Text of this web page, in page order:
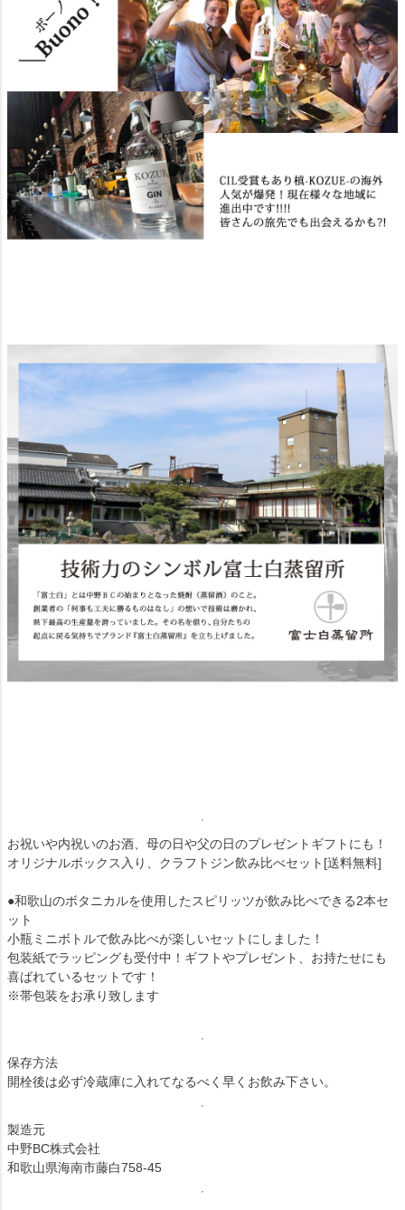
お祝いや内祝いのお酒、母の日や父の日のプレゼントギフトにも！
オリジナルボックス入り、クラフトジン飲み比べセット[送料無料]
●和歌山のボタニカルを使用したスピリッツが飲み比べできる2本セ
ット
小瓶ミニボトルで飲み比べが楽しいセットにしました！
包装紙でラッピングも受付中！ギフトやプレゼント、お持たせにも
喜ばれているセットです！
※帯包装をお承り致します
保存方法
開栓後は必ず冷蔵庫に入れてなるべく早くお飲み下さい。
製造元
中野BC株式会社
和歌山県海南市藤白758-45